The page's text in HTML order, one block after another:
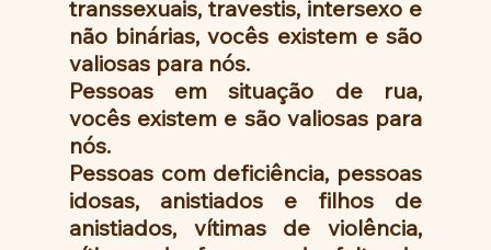
transsexuais, travestis, intersexo e
não binárias, vocês existem e são
valiosas para nós.
Pessoas em situação de rua,
vocês existem e são valiosas para
nós.
Pessoas com deficiência, pessoas
idosas, anistiados e filhos de
anistiados, vítimas de violência,